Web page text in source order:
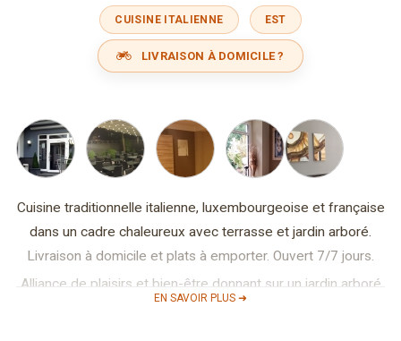
CUISINE ITALIENNE EST
LIVRAISON À DOMICILE ?
EN SAVOIR PLUS ➜
Cuisine traditionnelle italienne, luxembourgeoise et française
dans un cadre chaleureux avec terrasse et jardin arboré.
Livraison à domicile et plats à emporter. Ouvert 7/7 jours.
Alliance de plaisirs et bien-être donnant sur un jardin arboré